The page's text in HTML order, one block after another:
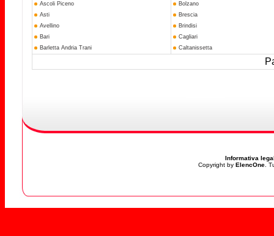
Ascoli Piceno
Asti
Avellino
Bari
Barletta Andria Trani
Bolzano
Brescia
Brindisi
Cagliari
Caltanissetta
Informativa
Copyright by ElencOne.